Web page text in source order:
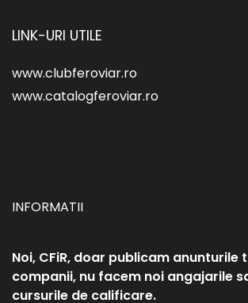
LINK-URI UTILE
www.clubferoviar.ro
www.catalogferoviar.ro
INFORMATII
Noi, CFiR, doar publicam anunturile
companii, nu facem noi angajarile
cursurile de calificare.